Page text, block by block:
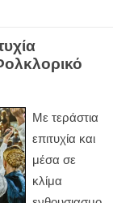
Με τεράστια
επιτυχία και
μέσα σε
κλίμα